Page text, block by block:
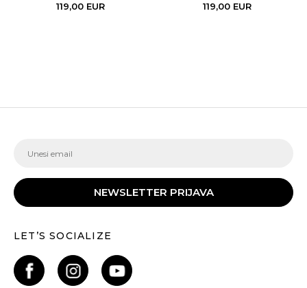
119,00 EUR 119,00 EUR
NEWSLETTER PRIJAVA
LET’S SOCIALIZE